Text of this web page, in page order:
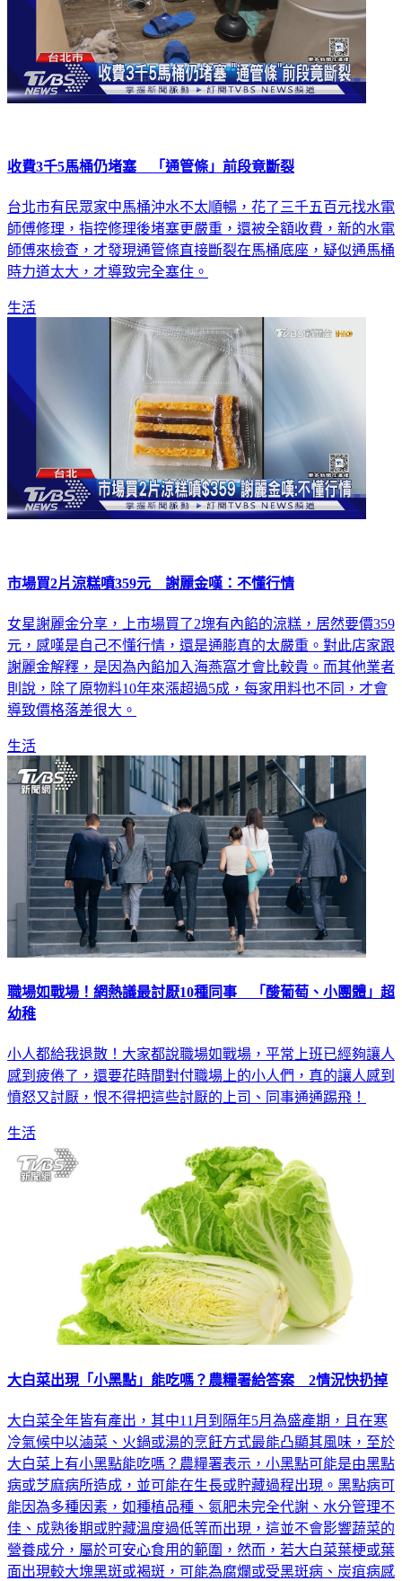
收費3千5馬桶仍堵塞 「通管條」前段竟斷裂
台北市有民眾家中馬桶沖水不太順暢，花了三千五百元找水電
師傅修理，指控修理後堵塞更嚴重，還被全額收費，新的水電
師傅來檢查，才發現通管條直接斷裂在馬桶底座，疑似通馬桶
時力道太大，才導致完全塞住。
生活
市場買2片涼糕噴359元 謝麗金嘆：不懂行情
女星謝麗金分享，上市場買了2塊有內餡的涼糕，居然要價359
元，感嘆是自己不懂行情，還是通膨真的太嚴重。對此店家跟
謝麗金解釋，是因為內餡加入海燕窩才會比較貴。而其他業者
則說，除了原物料10年來漲超過5成，每家用料也不同，才會
導致價格落差很大。
生活
職場如戰場！網熱議最討厭10種同事 「酸葡萄、小團體」超
幼稚
小人都給我退散！大家都說職場如戰場，平常上班已經夠讓人
感到疲倦了，還要花時間對付職場上的小人們，真的讓人感到
憤怒又討厭，恨不得把這些討厭的上司、同事通通踢飛！
生活
大白菜出現「小黑點」能吃嗎？農糧署給答案 2情況快扔掉
大白菜全年皆有產出，其中11月到隔年5月為盛產期，且在寒
冷氣候中以滷菜、火鍋或湯的烹飪方式最能凸顯其風味，至於
大白菜上有小黑點能吃嗎？農糧署表示，小黑點可能是由黑點
病或芝麻病所造成，並可能在生長或貯藏過程出現。黑點病可
能因為多種因素，如種植品種、氮肥未完全代謝、水分管理不
佳、成熟後期或貯藏溫度過低等而出現，這並不會影響蔬菜的
營養成分，屬於可安心食用的範圍，然而，若大白菜葉梗或葉
面出現較大塊黑斑或褐斑，可能為腐爛或受黑斑病、炭疽病感